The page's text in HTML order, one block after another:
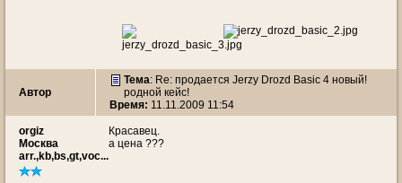
Автор
Тема: Re: продается Jerzy Drozd Basic 4 новый!
родной кейс!
Время: 11.11.2009 11:54
orgiz
Москва
arr.,kb,bs,gt,vос...
Красавец.
а цена ???